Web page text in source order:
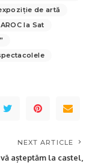
de artă
la Sat
NEXT ARTICLE
vă așteptăm la castel,